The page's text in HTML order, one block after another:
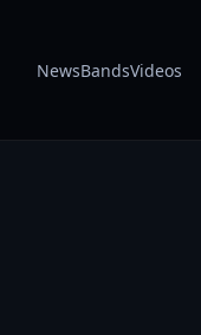
NewsBandsVideos